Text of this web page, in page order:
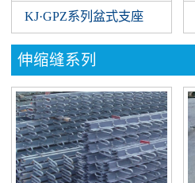
KJ·GPZ系列盆式支座
伸缩缝系列